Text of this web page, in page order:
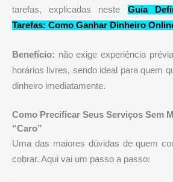
tarefas, explicadas neste
Guia
Tarefas: Como Ganhar Dinheiro
Benefício: não exige experiência
horários livres, sendo ideal para quem
dinheiro imediatamente.
Como Precificar Seus Serviços Sem
“Caro”
Uma das maiores dúvidas de quem
cobrar. Aqui vai um passo a passo: